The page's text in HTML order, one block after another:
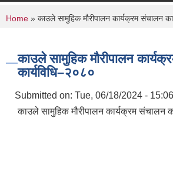
You are here
Home » काउले सामुहिक मौरीपालन कार्यक्रम संचालन
काउले सामुहिक मौरीपालन
कार्यविधि–२०८०
Submitted on: Tue, 06/18/2024 - 15:06
काउले सामुहिक मौरीपालन कार्यक्रम संचालन